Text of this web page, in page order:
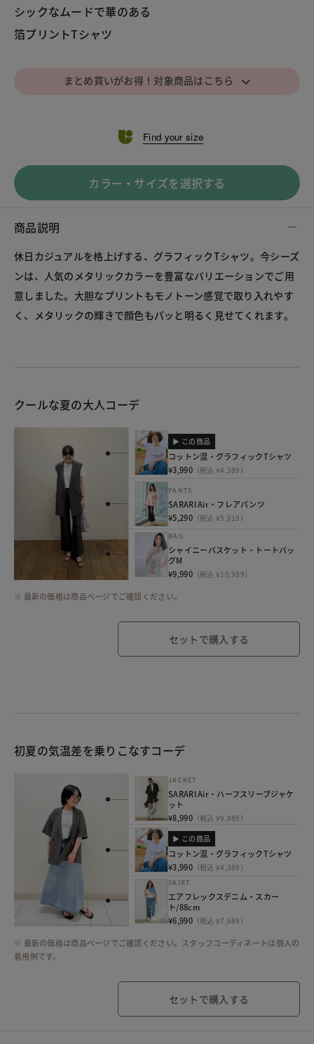
シックなムードで華のある
箔プリントTシャツ
まとめ買いがお得！対象商品はこちら ⌵
Find your size
カラー・サイズを選択する
商品説明
休日カジュアルを格上げする、グラフィックTシャツ。今シーズ
ンは、人気のメタリックカラーを豊富なバリエーションでご用
意しました。大胆なプリントもモノトーン感覚で取り入れやす
く、メタリックの輝きで顔色もパッと明るく見せてくれます。
クールな夏の大人コーデ
▶ この商品
コットン混・グラフィックTシャツ
¥3,990（税込 ¥4,389）
PANTS
SARARI Air・フレアパンツ
¥5,290（税込 ¥5,819）
BAG
シャイニーバスケット・トートバッ
グM
¥9,990（税込 ¥10,989）
※ 最新の価格は商品ページでご確認ください。
セットで購入する
初夏の気温差を乗りこなすコーデ
JACKET
SARARI Air・ハーフスリーブジャケ
ット
¥8,990（税込 ¥9,889）
▶ この商品
コットン混・グラフィックTシャツ
¥3,990（税込 ¥4,389）
SKIRT
エアフレックスデニム・スカー
ト/88cm
¥6,990（税込 ¥7,689）
※ 最新の価格は商品ページでご確認ください。スタッフコーディネートは個人の
着用例です。
セットで購入する